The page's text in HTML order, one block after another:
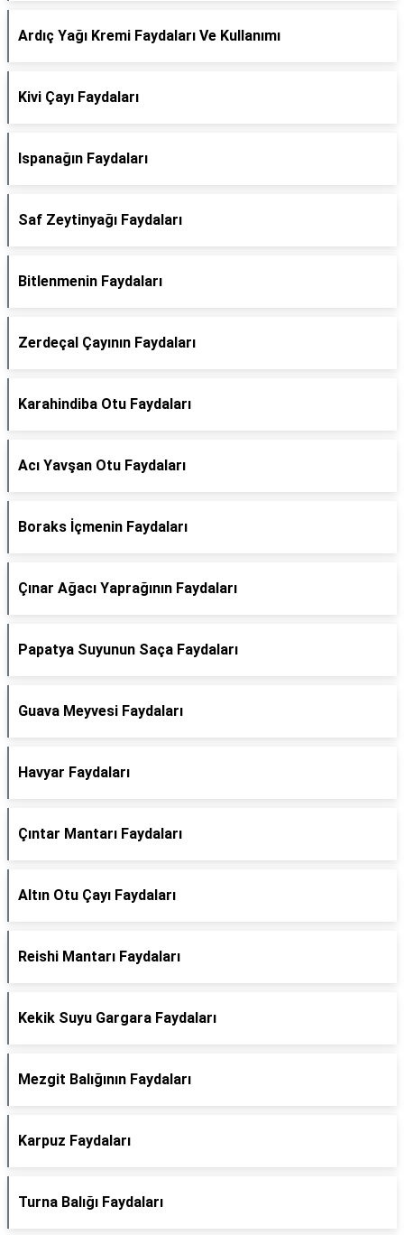
Ardıç Yağı Kremi Faydaları Ve Kullanımı
Kivi Çayı Faydaları
Ispanağın Faydaları
Saf Zeytinyağı Faydaları
Bitlenmenin Faydaları
Zerdeçal Çayının Faydaları
Karahindiba Otu Faydaları
Acı Yavşan Otu Faydaları
Boraks İçmenin Faydaları
Çınar Ağacı Yaprağının Faydaları
Papatya Suyunun Saça Faydaları
Guava Meyvesi Faydaları
Havyar Faydaları
Çıntar Mantarı Faydaları
Altın Otu Çayı Faydaları
Reishi Mantarı Faydaları
Kekik Suyu Gargara Faydaları
Mezgit Balığının Faydaları
Karpuz Faydaları
Turna Balığı Faydaları